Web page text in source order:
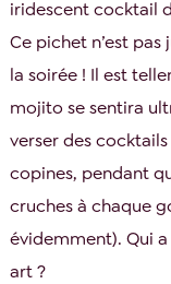
iridescent cocktail
Ce pichet n’est
la soirée ! Il est
mojito se sentira
verser des
copines, pendant
cruches à chaque
évidemment). Qui
art ?